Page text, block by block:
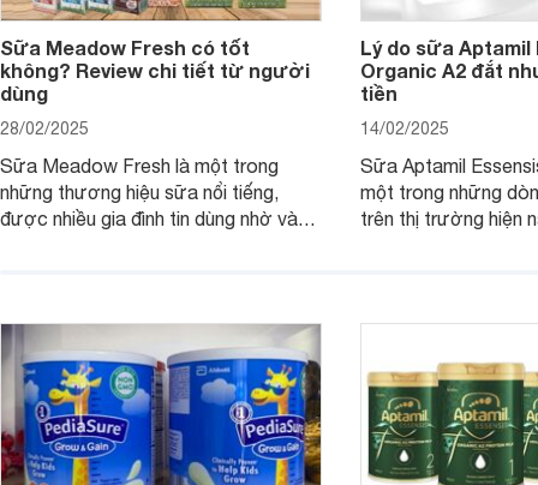
Sữa Meadow Fresh có tốt
không? Review chi tiết từ người
dùng
28/02/2025
Sữa Meadow Fresh là một trong
những thương hiệu sữa nổi tiếng,
được nhiều gia đình tin dùng nhờ vào
dưỡng có gì đặc biệt? Giá sữa
Meadow Fresh trên thị trường hiện
nay ra sao? Hãy cùng tìm hiểu ngay.
Lý do sữa Aptamil
Organic A2 đắt
tiền
14/02/2025
Sữa Aptamil
một trong những
trên thị trường hiện
hơn so với các
4 yếu tố sau.